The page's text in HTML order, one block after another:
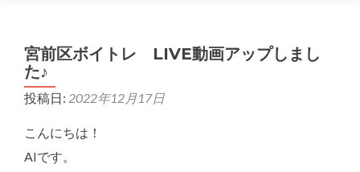
宮前区ボイトレ LIVE動画アップしまし
た♪
投稿日: 2022年12月17日
こんにちは！
AIです。